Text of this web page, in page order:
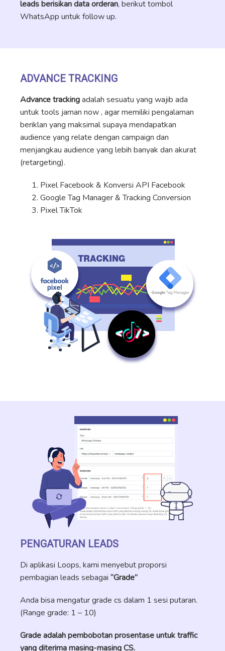
leads berisikan data orderan, berikut tombol
WhatsApp untuk follow up.
ADVANCE TRACKING
Advance trackingadalah sesuatu yang wajib ada
untuk tools jaman now , agar memiliki pengalaman
beriklan yang maksimal supaya mendapatkan
audience yang relate dengan campaign dan
menjangkau audience yang lebih banyak dan akurat
(retargeting).
Pixel Facebook & Konversi API Facebook
Google Tag Manager & Tracking Conversion
Pixel TikTok
PENGATURAN LEADS
Di aplikasi Loops, kami menyebut proporsi
pembagian leads sebagai “Grade”
Anda bisa mengatur grade cs dalam 1 sesi putaran.
(Range grade: 1 – 10)
Grade adalah pembobotan prosentase untuk traffic
yang diterima masing-masing CS.